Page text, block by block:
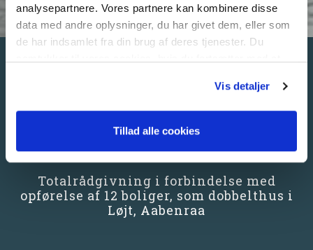
analysepartnere. Vores partnere kan kombinere disse
data med andre oplysninger, du har givet dem, eller som
de har indsamlet fra din brug af deres tjenester. Du
Vis detaljer
Tillad alle cookies
REFERENCE FOR
BOLIGFORENING,
BARSØVÆNGET, LØJT
Totalrådgivning i forbindelse med
opførelse af 12 boliger, som dobbelthus i
Løjt, Aabenraa